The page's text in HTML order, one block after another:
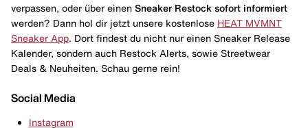
verpassen, oder über einen Sneaker Restock sofort informiert
werden? Dann hol dir jetzt unsere kostenlose HEAT MVMNT
Sneaker App. Dort findest du nicht nur einen Sneaker Release
Kalender, sondern auch Restock Alerts, sowie Streetwear
Deals & Neuheiten. Schau gerne rein!
Social Media
Instagram